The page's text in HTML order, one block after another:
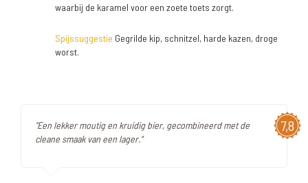
waarbij de karamel voor een zoete toets zorgt.
Spijssuggestie Gegrilde kip, schnitzel, harde kazen, droge
worst.
7,8
"Een lekker moutig en kruidig bier, gecombineerd met de
cleane smaak van een lager."